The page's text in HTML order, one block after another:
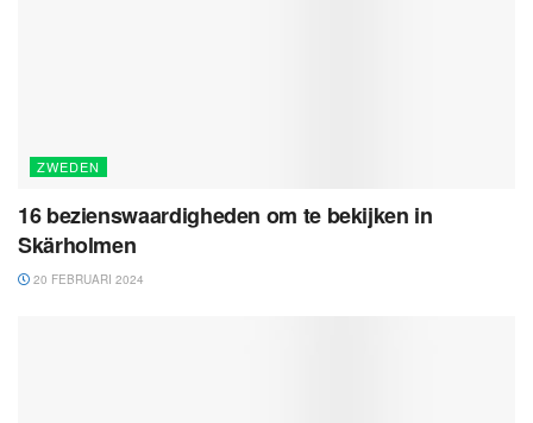
ZWEDEN
16 bezienswaardigheden om te bekijken in
Skärholmen
20 FEBRUARI 2024